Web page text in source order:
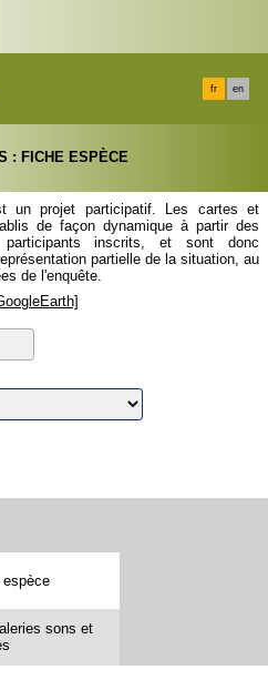
fr en
: FICHE ESPÈCE
un projet participatif. Les cartes et
de façon dynamique à partir des
inscrits, et sont donc
partielle de la situation, au
de l'enquête.
espèce
sons et